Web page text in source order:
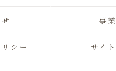
事
シー サイ